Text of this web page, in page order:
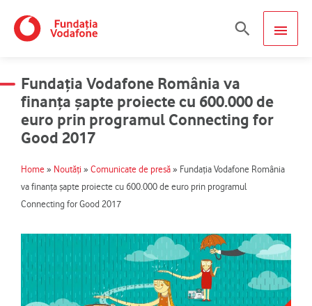
content
MAIN
Search
Fundația Vodafone România va
finanța șapte proiecte cu 600.000 de
euro prin programul Connecting for
Good 2017
Home » Noutăți » Comunicate de presă » Fundația Vodafone România
va finanța șapte proiecte cu 600.000 de euro prin programul
Connecting for Good 2017